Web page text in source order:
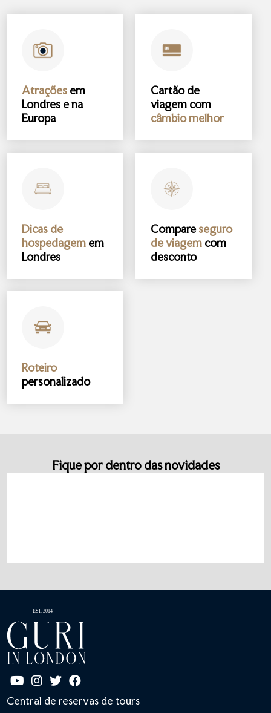
Atrações em
Londres e na
Europa
Cartão de
viagem com
câmbio melhor
Dicas de
hospedagem em
Londres
Compareseguro
de viagem com
desconto
Roteiro
personalizado
Fique por dentro das novidades
Central de reservas de tours